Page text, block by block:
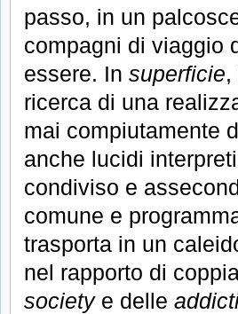
passo, in un
compagni di viaggio
essere. In superficie,
ricerca di una
mai compiutamente
anche lucidi
condiviso e
comune e
trasporta in un
nel rapporto di
societye delle